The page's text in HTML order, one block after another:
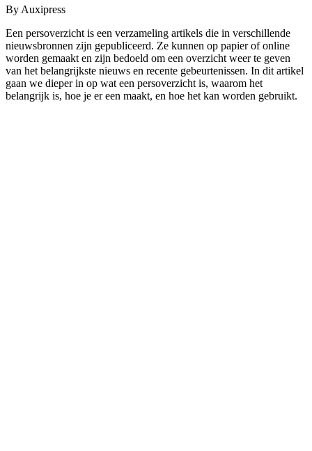
By Auxipress
Een persoverzicht is een verzameling artikels die in verschillende
nieuwsbronnen zijn gepubliceerd. Ze kunnen op papier of online
worden gemaakt en zijn bedoeld om een overzicht weer te geven
van het belangrijkste nieuws en recente gebeurtenissen. In dit artikel
gaan we dieper in op wat een persoverzicht is, waarom het
belangrijk is, hoe je er een maakt, en hoe het kan worden gebruikt.